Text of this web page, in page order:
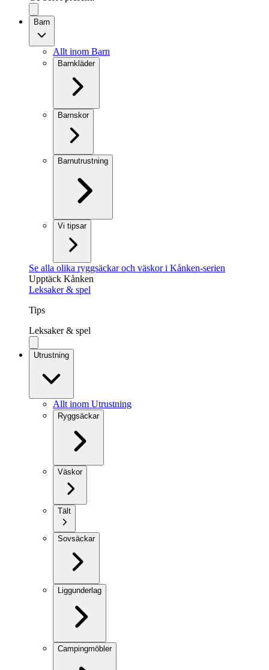
Barn
Allt inom Barn
Barnkläder
Barnskor
Barnutrustning
Vi tipsar
Se alla olika ryggsäckar och väskor i Kånken-serien
Upptäck Kånken
Leksaker & spel
Tips
Leksaker & spel
Utrustning
Allt inom Utrustning
Ryggsäckar
Väskor
Tält
Sovsäckar
Liggunderlag
Campingmöbler